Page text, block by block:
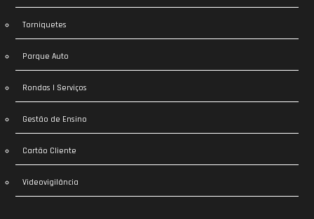
Torniquetes
Parque Auto
Rondas | Serviços
Gestão de Ensino
Cartão Cliente
Videovigilância